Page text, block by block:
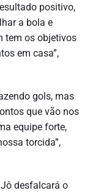
positivo,
a bola e
tem os objetivos
em casa”,
gols, mas
que vão nos
equipe forte,
torcida”,
desfalcará o